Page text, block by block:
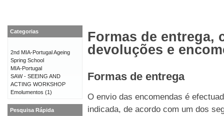
Formas de entrega,
devoluções e
Formas de entrega
O envio das encomendas é
indicada, de acordo com um dos
Categorias
2nd MIA-Portugal Ageing
Spring School
MIA-Portugal
SAW - SEEING AND
ACTING WORKSHOP
Emolumentos (1)
Pesquisa Rápida